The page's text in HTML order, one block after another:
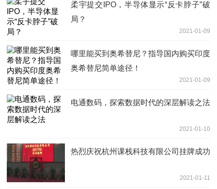
柔宇提交IPO，半导体显示“反卡脖子”破
局？
2021-01-09
哪里能买到奥希替尼？指导国内购买印度
奥希替尼简单途径！
2021-01-09
电通数码，探索数据时代的深层解读之法
2021-01-10
热烈庆祝杭州课栈科技有限公司挂牌成功
2021-01-11